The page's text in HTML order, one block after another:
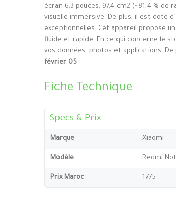
écran 6,3 pouces, 97,4 cm2 (~81,4 %
visuelle immersive. De plus, il est doté
exceptionnelles. Cet appareil propose
fluide et rapide. En ce qui concerne le
vos données, photos et applications.
février 05
Fiche Technique
Specs & Prix
Marque Xiaomi
Modèle Redmi
Prix Maroc 1775